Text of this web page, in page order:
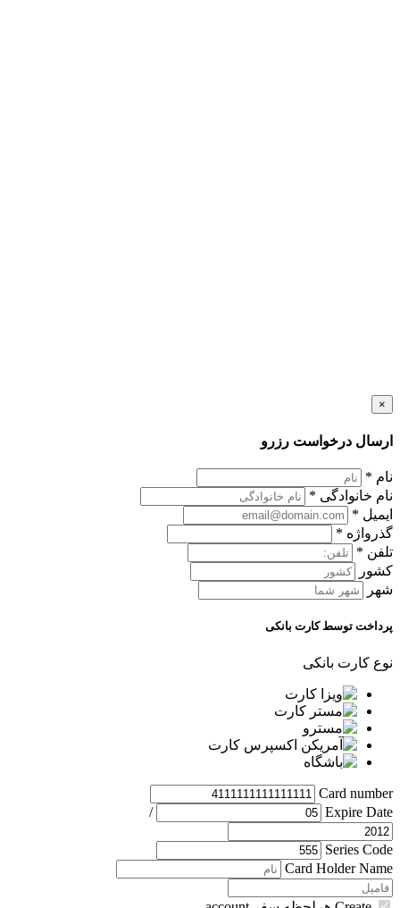
×
ارسال درخواست رزرو
نام *
نام خانوادگی *
ایمیل *
گذرواژه *
تلفن *
کشور
شهر
پرداخت توسط کارت بانکی
نوع کارت بانکی
Card number
Expire Date
/
Series Code
Card Holder Name